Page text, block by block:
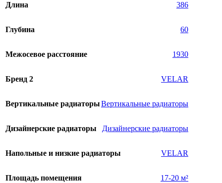
Длина 386
Глубина 60
Межосевое расстояние 1930
Бренд 2 VELAR
Вертикальные радиаторыВертикальные радиаторы
Дизайнерские радиаторы Дизайнерские радиаторы
Напольные и низкие радиаторы VELAR
Площадь помещения
17-20 м²